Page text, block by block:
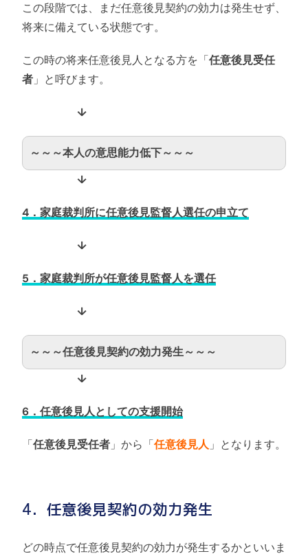
この段階では、まだ任意後見契約の効力は発生せず、
将来に備えている状態です。
この時の将来任意後見人となる方を「任意後見受任
者 」と呼びます。
↓
～～～本人の意思能力低下～～～
↓
4．家庭裁判所に任意後見監督人選任の申立て
↓
5．家庭裁判所が任意後見監督人を選任
↓
～～～任意後見契約の効力発生～～～
↓
6．任意後見人としての支援開始
「任意後見受任者 」から「任意後見人」となります。
4．任意後見契約の効力発生
どの時点で任意後見契約の効力が発生するかといいま